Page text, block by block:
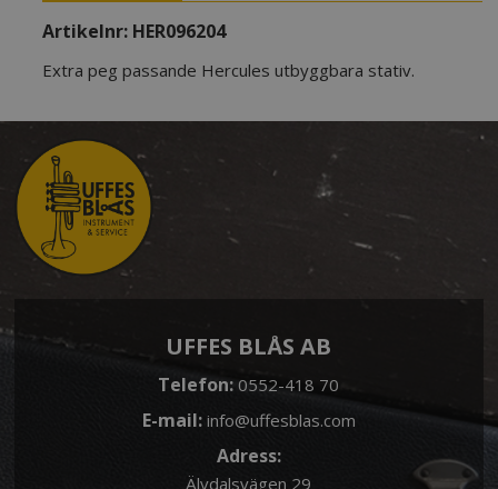
Artikelnr: HER096204
Extra peg passande Hercules utbyggbara stativ.
UFFES BLÅS AB
Telefon:0552-418 70
E-mail: info@uffesblas.com
Adress:
Älvdalsvägen 29